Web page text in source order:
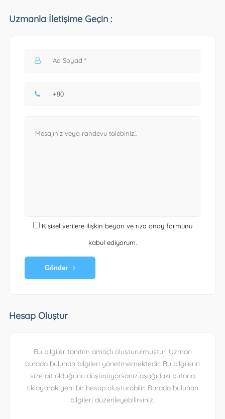
Uzmanla İletişime Geçin :
Kişisel verilere ilişkin beyan ve rıza onay formunu
kabul ediyorum.
Gönder
Hesap Oluştur
Bu bilgiler tanıtım amaçlı oluşturulmuştur. Uzman
burada bulunan bilgileri yönetmemektedir. Bu bilgilerin
size ait olduğunu düşünüyorsanız aşağıdaki butona
tıklayarak yeni bir hesap oluşturabilir. Burada bulunan
bilgileri düzenleyebilirsiniz.